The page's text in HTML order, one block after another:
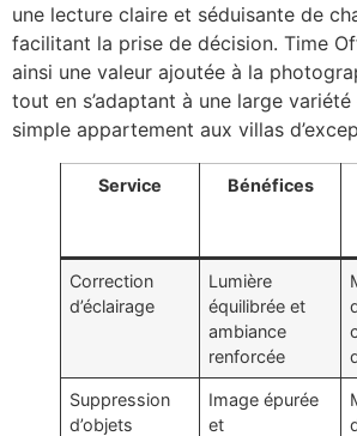
une lecture claire et séduisante de
facilitant la prise de décision. Time
ainsi une valeur ajoutée à la
tout en s’adaptant à une large
simple appartement aux villas
Service Bénéfices
Correction
d’éclairage
Lumière
équilibrée et
ambiance
renforcée
Suppression
d’objets
Image épurée
et